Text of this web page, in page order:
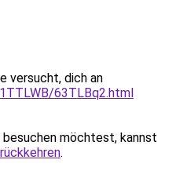
versucht, dich an
63TLBq2.html
möchtest, kannst
.